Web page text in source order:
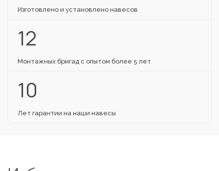
Изготовлено и установлено навесов
12
Монтажных бригад с опытом более 5 лет
10
Лет гарантии на наши навесы